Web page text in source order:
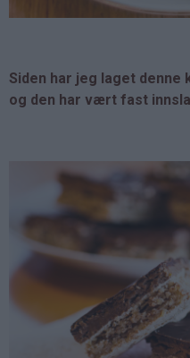
Siden har jeg laget denne
og den har vært fast